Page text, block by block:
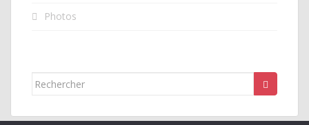
Photos
Rechercher...